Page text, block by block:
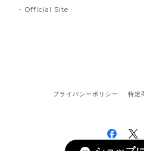
Official Site
プライバシーポリシー 特定